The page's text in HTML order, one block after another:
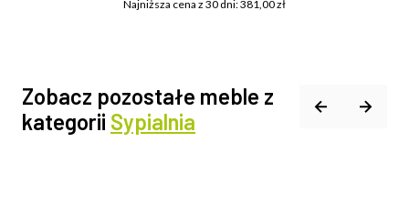
Najniższa cena z 30 dni: 381,00 zł
Zobacz pozostałe meble z
kategorii Sypialnia